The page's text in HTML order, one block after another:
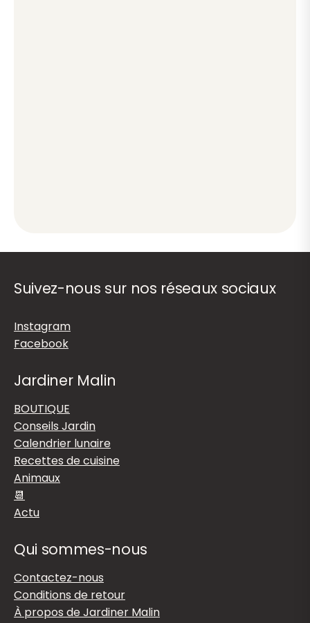
Suivez-nous sur nos réseaux sociaux
Instagram
Facebook
Jardiner Malin
BOUTIQUE
Conseils Jardin
Calendrier lunaire
Recettes de cuisine
Animaux
📆
Actu
Qui sommes-nous
Contactez-nous
Conditions de retour
À propos de Jardiner Malin